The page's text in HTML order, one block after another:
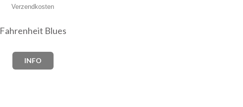
Verzendkosten
Fahrenheit Blues
INFO